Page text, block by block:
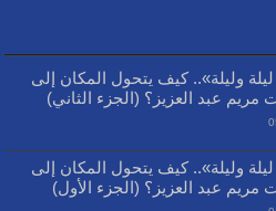
وليلة».. كيف يتحول المكان إلى
مريم عبد العزيز؟ (الجزء الثاني)
وليلة».. كيف يتحول المكان إلى
مريم عبد العزيز؟ (الجزء الأول)